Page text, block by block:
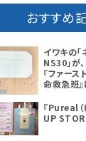
おすすめ
イワキの
NS30」が
『ファー
命救急班』
『Pureal（
UP